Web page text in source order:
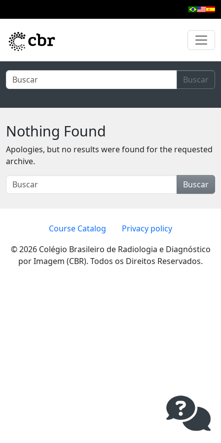
Buscar
Nothing Found
Apologies, but no results were found for the requested
archive.
Buscar
Course Catalog
Privacy policy
© 2026 Colégio Brasileiro de Radiologia e Diagnóstico
por Imagem (CBR). Todos os Direitos Reservados.